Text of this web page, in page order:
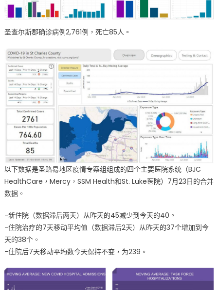
第
二
天
录
诊
320
例〉
圣查尔斯郡确诊病例2,761例，死亡85人。
以下数据是圣路易地区疫情专案组组成的四个主要医院系统（BJC
HealthCare，Mercy，SSM Health和St. Luke医院）7月23日的合并
数据。
-新住院（数据滞后两天）从昨天的45减少到今天的40。
-住院治疗的7天移动平均值（数据滞后2天）从昨天的37个增加到今
天的38个。
-住院后7天移动平均数今天保持不变，为239。